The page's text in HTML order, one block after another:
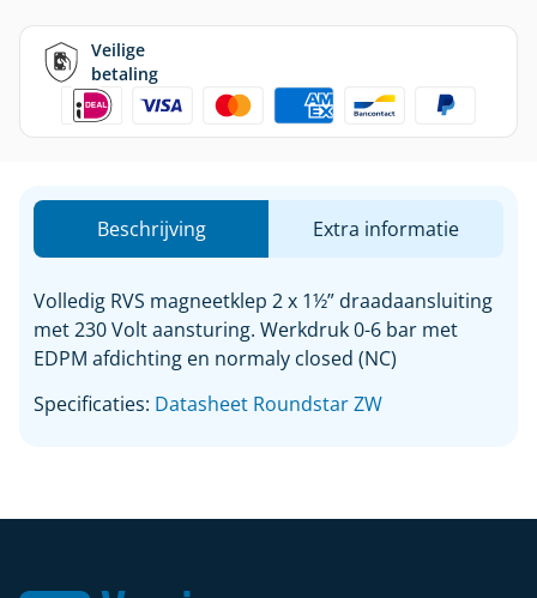
Veilige
betaling
Beschrijving Extra informatie
Volledig RVS magneetklep 2 x 1½” draadaansluiting
met 230 Volt aansturing. Werkdruk 0-6 bar met
EDPM afdichting en normaly closed (NC)
Specificaties: Datasheet Roundstar ZW